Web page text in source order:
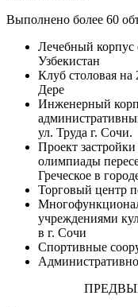
Выполнено более 60
Лечебный корпус
Узбекистан
Клуб столовая
Дере
Инженерный
ул. Труда г. Сочи.
Проект
олимпиады
Греческое в
Торговый центр
учреждениями
в г. Сочи
Спортивные